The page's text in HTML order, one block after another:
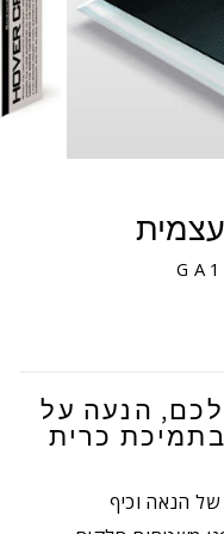
הנעה על
כרית
הנאה וכיף